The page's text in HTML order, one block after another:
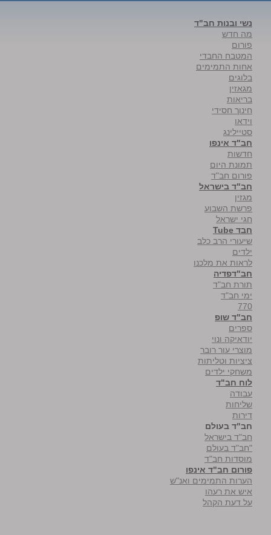
נשי ובנות חב"ד
מה חדש
פורום
המטבח החבדי
אחות התמימים
בלוגים
מגאזין
בריאות
חינוך חסידי
וידאו
סטיילינג
חב"ד אינפו
חדשות
תמונת היום
פורום חב"ד
חב"ד בישראל
מגזין
פרשת השבוע
חגי ישראל
חבד Tube
שיעורי הרב כלב
ילדים
לראות את מלכנו
חב"דפדיה
תורת חב"ד
ימי חב"ד
770
חב"ד שופ
ספרים
יודאיקה ונוי
מוצרי עור רובר
ציציות וטליתות
משחקי ילדים
לוח חב"ד
עבודה
שליחות
דירות
חב"ד בעולם
חב"ד בישראל
"חב"ד בעולם
מוסדות חב"ד
פורום חב"ד אינפו
הערות התמימים ואנ"ש
איש את רעהו
על דעת הקהל